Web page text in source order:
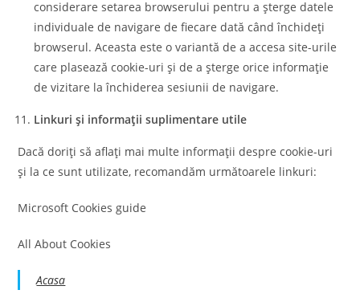
considerare setarea browserului pentru a șterge datele
individuale de navigare de fiecare dată când închideți
browserul. Aceasta este o variantă de a accesa site-urile
care plasează cookie-uri și de a șterge orice informație
de vizitare la închiderea sesiunii de navigare.
Linkuri și informații suplimentare utile
Dacă doriți să aflați mai multe informații despre cookie-uri
și la ce sunt utilizate, recomandăm următoarele linkuri:
Microsoft Cookies guide
All About Cookies
Acasa